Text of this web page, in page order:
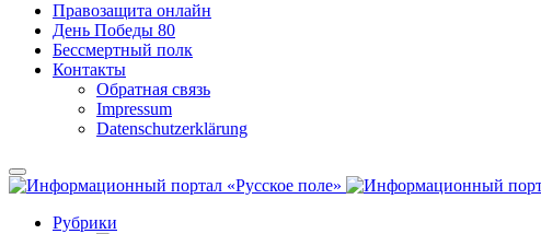
Правозащита онлайн
День Победы 80
Бессмертный полк
Контакты
Обратная связь
Impressum
Datenschutzerklärung
Рубрики